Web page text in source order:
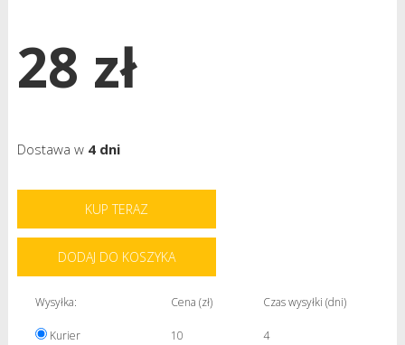
28 zł
Dostawa w 4 dni
KUP TERAZ
DODAJ DO KOSZYKA
Wysyłka: Cena (zł) Czas wysyłki (dni)
Kurier 10 4